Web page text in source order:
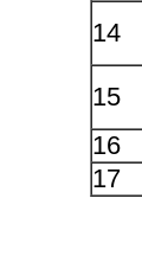
14
15
16
17